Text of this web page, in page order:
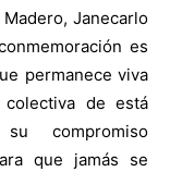
Janecarlo
es
permanece viva
de está
compromiso
que jamás se